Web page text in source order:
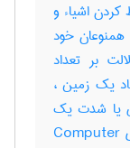
اشیاء و
همنوعان خود
بر تعداد
یک زمین ،
یا شدت یک
زمین لرزه را داشته باشد در مقابل کلمه ی Computer